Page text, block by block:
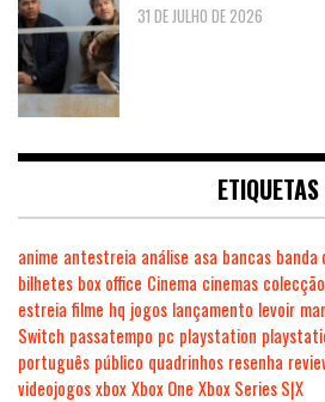
31 DE JULHO DE 2026
ETIQUETAS
anime antestreia análise asa bancas banda
bilhetes box office Cinema cinemas colecção
estreia filme hq jogos lançamento levoir
Switch passatempo pc playstation
português público quadrinhos resenha
videojogosxboxXbox One Xbox Series S|X